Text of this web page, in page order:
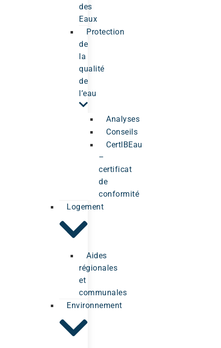
des
Eaux
Protection
de
la
qualité
de
l’eau
Analyses
Conseils
CertIBEau
–
certificat
de
conformité
Logement
Aides
régionales
et
communales
Environnement